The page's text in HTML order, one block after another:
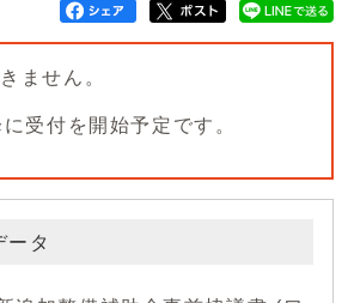
ません。
受付を開始予定です。
ータ